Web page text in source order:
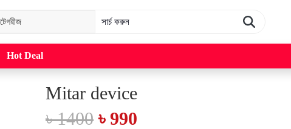
Hot Deal
Mitar device
৳ 1400 ৳ 990